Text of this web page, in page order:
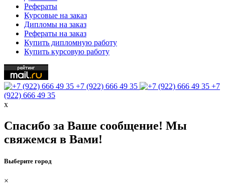
Рефераты
Курсовые на заказ
Дипломы на заказ
Рефераты на заказ
Купить дипломную работу
Купить курсовую работу
+7 (922) 666 49 35
+7
(922) 666 49 35
х
Спасибо за Ваше сообщение! Мы
свяжемся в Вами!
Выберите город
×